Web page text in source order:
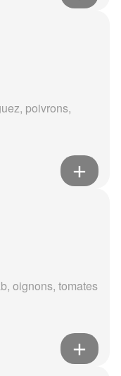
poivrons,
oignons, tomates